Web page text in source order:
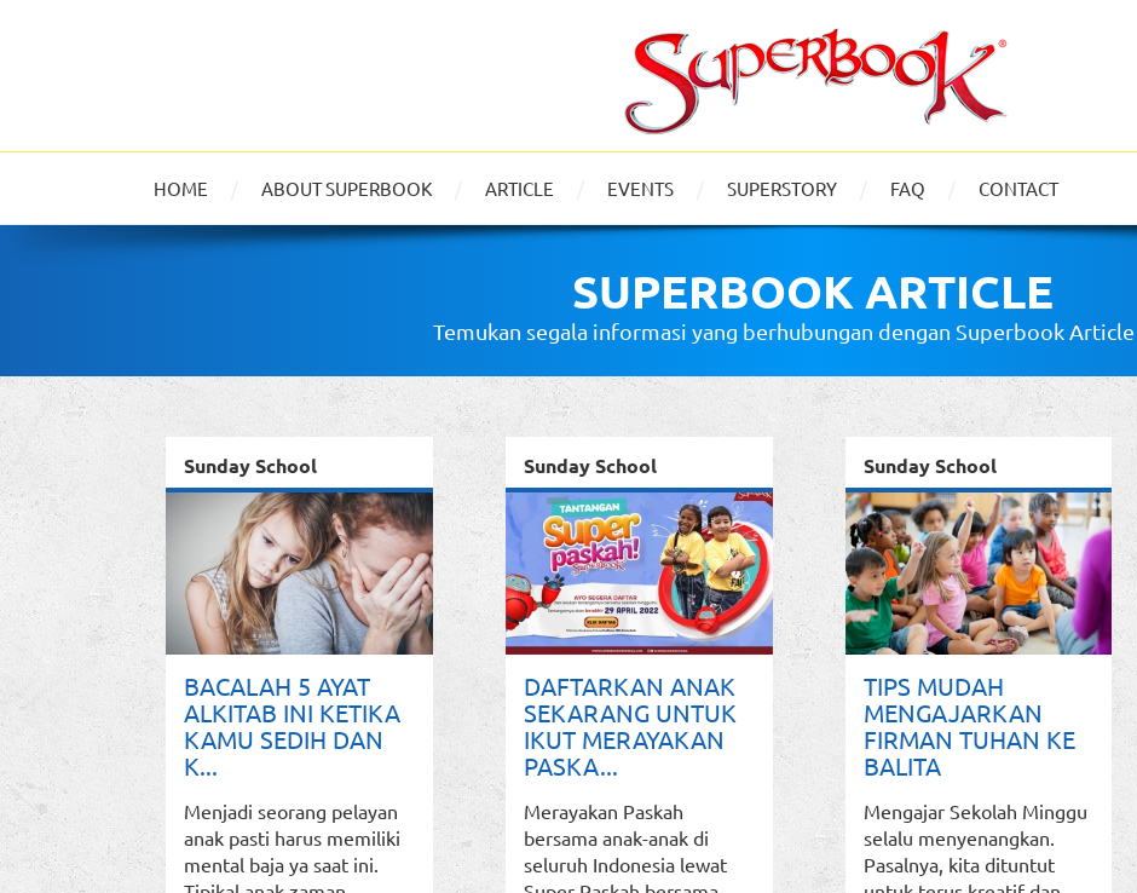
HOME ABOUT SUPERBOOK ARTICLE EVENTS SUPERSTORY FAQ CONTACT
SUPERBOOK ARTICLE
Temukan segala informasi yang berhubungan dengan Superbook
Sunday School
BACALAH 5 AYAT
ALKITAB INI KETIKA
KAMU SEDIH DAN
K...
Menjadi seorang pelayan
anak pasti harus memiliki
mental baja ya saat ini.
Sunday School
DAFTARKAN ANAK
SEKARANG UNTUK
IKUT MERAYAKAN
PASKA...
Merayakan Paskah
bersama anak-anak di
seluruh Indonesia lewat
Sunday School
TIPS MUDAH
MENGAJARKAN
FIRMAN TUHAN KE
BALITA
Mengajar Sekolah Minggu
selalu menyenangkan.
Pasalnya, kita dituntut